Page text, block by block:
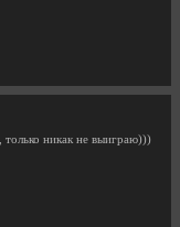
никак не выиграю)))